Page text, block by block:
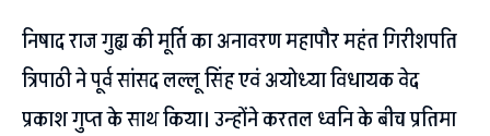
निषाद राज गुह्य की मूर्ति का अनावरण महापौर महंत गिरीशपति
त्रिपाठी ने पूर्व सांसद लल्लू सिंह एवं अयोध्या विधायक वेद
प्रकाश गुप्त के साथ किया। उन्होंने करतल ध्वनि के बीच प्रतिमा